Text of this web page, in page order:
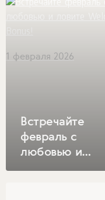
Встречайте
февраль с
любовью и
1 февраля 2026